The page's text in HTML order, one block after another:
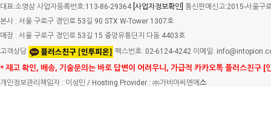
대표:소영삼 사업자등록번호:113-86-29364 [사업자정보확인] 통신판매신고:2015-서울구
본사 : 서울 구로구 경인로 53길 90 STX W-Tower 1307호
매장 : 서울 구로구 경인로 53길 15 중앙유통단지 다동 4403호
고객상담
팩스번호: 02-6124-4242 이메일:
* 재고 확인, 배송, 기술문의는 바로 답변이 어려우니, 가급적 카카오톡 플러스친구 [
개인정보관리책임자 : 이성민 / Hosting Provider : ㈜가비아씨엔에 스